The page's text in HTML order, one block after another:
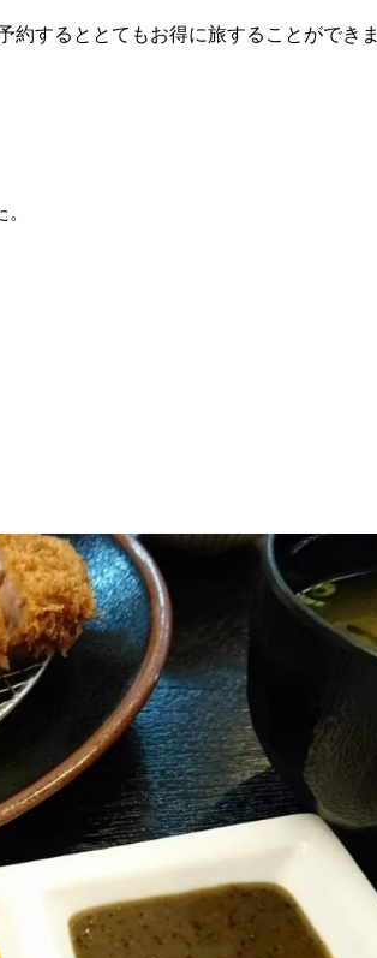
約するととてもお得に旅することができま